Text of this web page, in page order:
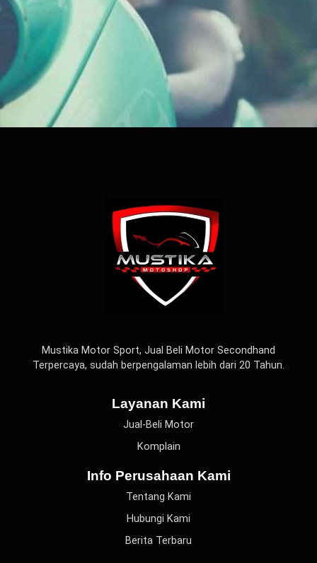
Mustika Motor Sport, Jual Beli Motor Secondhand
Terpercaya, sudah berpengalaman lebih dari 20 Tahun.
Layanan Kami
Jual-Beli Motor
Komplain
Info Perusahaan Kami
Tentang Kami
Hubungi Kami
Berita Terbaru